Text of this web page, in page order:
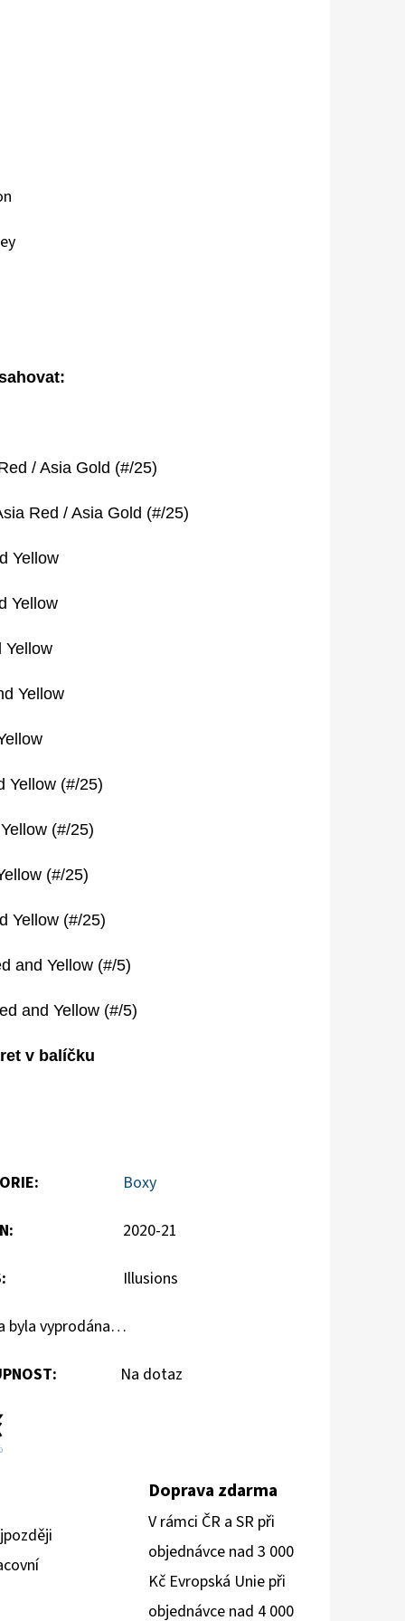
/ Asia Gold (#/25)
Red / Asia Gold (#/25)
Yellow
Yellow
Yellow
Yellow
Yellow (#/25)
(#/25)
(#/25)
Yellow (#/25)
and Yellow (#/5)
and Yellow (#/5)
v balíčku
: Boxy
: 2020-21
: Illusions
byla vyprodána…
Na dotaz
Doprava zdarma
V rámci ČR a SR při
objednávce nad 3 000
Kč Evropská Unie při
objednávce nad 4 000